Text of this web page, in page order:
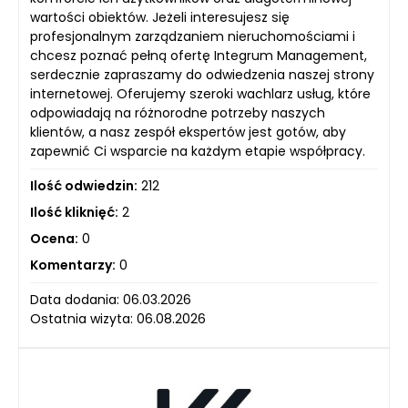
wartości obiektów. Jeżeli interesujesz się
profesjonalnym zarządzaniem nieruchomościami i
chcesz poznać pełną ofertę Integrum Management,
serdecznie zapraszamy do odwiedzenia naszej strony
internetowej. Oferujemy szeroki wachlarz usług, które
odpowiadają na różnorodne potrzeby naszych
klientów, a nasz zespół ekspertów jest gotów, aby
zapewnić Ci wsparcie na każdym etapie współpracy.
Ilość odwiedzin: 212
Ilość kliknięć: 2
Ocena: 0
Komentarzy: 0
Data dodania: 06.03.2026
Ostatnia wizyta: 06.08.2026